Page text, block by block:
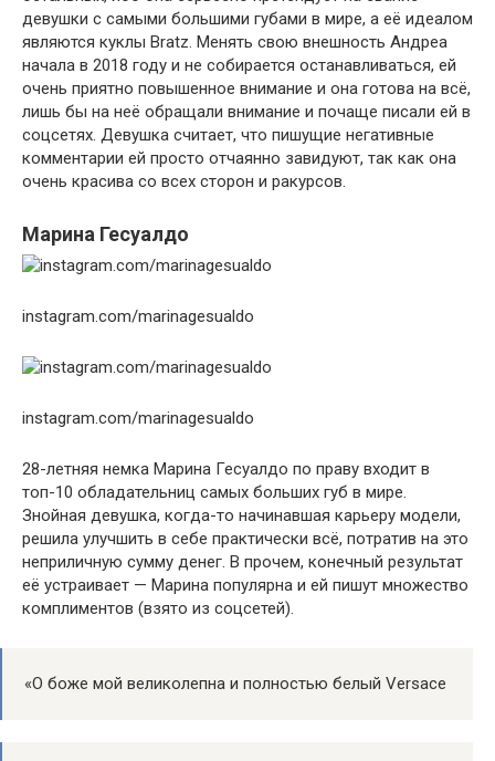
девушки с самыми большими губами в мире, а её идеалом
являются куклы Bratz. Менять свою внешность Андреа
начала в 2018 году и не собирается останавливаться, ей
очень приятно повышенное внимание и она готова на всё,
лишь бы на неё обращали внимание и почаще писали ей в
соцсетях. Девушка считает, что пишущие негативные
комментарии ей просто отчаянно завидуют, так как она
очень красива со всех сторон и ракурсов.
Марина Гесуалдо
instagram.com/marinagesualdo
instagram.com/marinagesualdo
28-летняя немка Марина Гесуалдо по праву входит в
топ-10 обладательниц самых больших губ в мире.
Знойная девушка, когда-то начинавшая карьеру модели,
решила улучшить в себе практически всё, потратив на это
неприличную сумму денег. В прочем, конечный результат
её устраивает — Марина популярна и ей пишут множество
комплиментов (взято из соцсетей).
«О боже мой великолепна и полностью белый Versace